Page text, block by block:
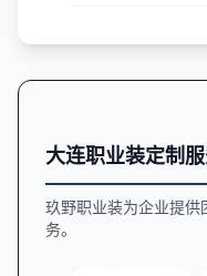
大连职业装定制
玖野职业装为企业提供
务。